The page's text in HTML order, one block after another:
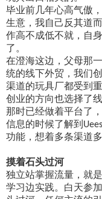
毕业前几年心高气傲
生意，我自己反其道
作高不成低不就，自
了。
在澄海这边，父母那
统的线下外贸，我们
渠道的玩具厂都受到
创业的方向也选择了线
那时已经做着平台了
信息的时候了解到
功能，想着多条渠道
摸着石头过河
独立站掌握流量，就
学习边实践。白天参